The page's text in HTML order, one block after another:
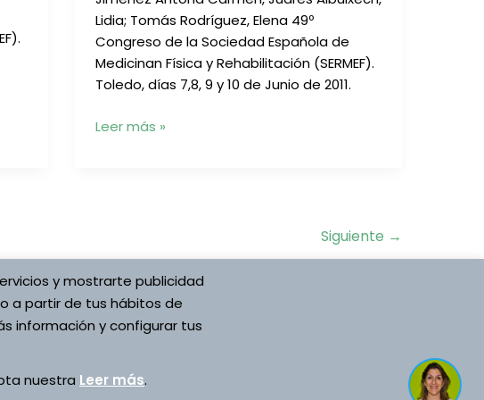
Lidia; Tomás Rodríguez, Elena 49º
Congreso de la Sociedad Española de
Medicinan Física y Rehabilitación (SERMEF).
Toledo, días 7,8, 9 y 10 de Junio de 2011.
Aplicación
refleja
de
en
con
Leer más »
Siguiente →
Asociación Española
Desarrollado por Asociación Española
Vojta
y mostrarte publicidad
a partir de tus hábitos de
información y configurar tus
nuestra Leer más.